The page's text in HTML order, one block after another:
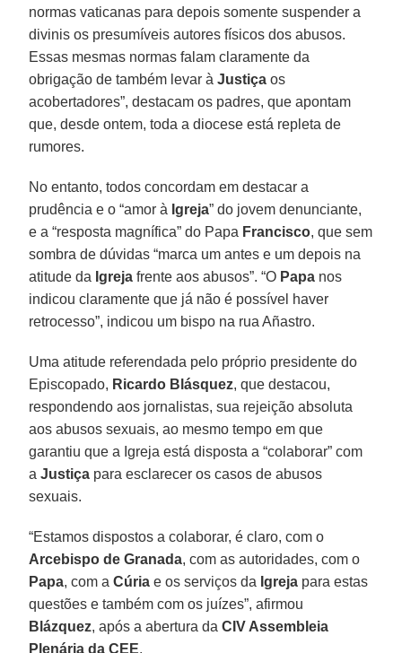
normas vaticanas para depois somente suspender a
divinis os presumíveis autores físicos dos abusos.
Essas mesmas normas falam claramente da
obrigação de também levar àJustiça os
acobertadores”, destacam os padres, que apontam
que, desde ontem, toda a diocese está repleta de
rumores.
No entanto, todos concordam em destacar a
prudência e o “amor à Igreja” do jovem denunciante,
e a “resposta magnífica” do Papa Francisco, que sem
sombra de dúvidas “marca um antes e um depois na
atitude da Igreja frente aos abusos”. “O Papa nos
indicou claramente que já não é possível haver
retrocesso”, indicou um bispo na rua Añastro.
Uma atitude referendada pelo próprio presidente do
Episcopado, Ricardo Blásquez, que destacou,
respondendo aos jornalistas, sua rejeição absoluta
aos abusos sexuais, ao mesmo tempo em que
garantiu que a Igreja está disposta a “colaborar” com
aJustiça para esclarecer os casos de abusos
sexuais.
“Estamos dispostos a colaborar, é claro, com o
Arcebispo de Granada, com as autoridades, com o
Papa, com aCúria e os serviços da Igreja para estas
questões e também com os juízes”, afirmou
Blázquez, após a abertura daCIV Assembleia
Plenária da CEE.